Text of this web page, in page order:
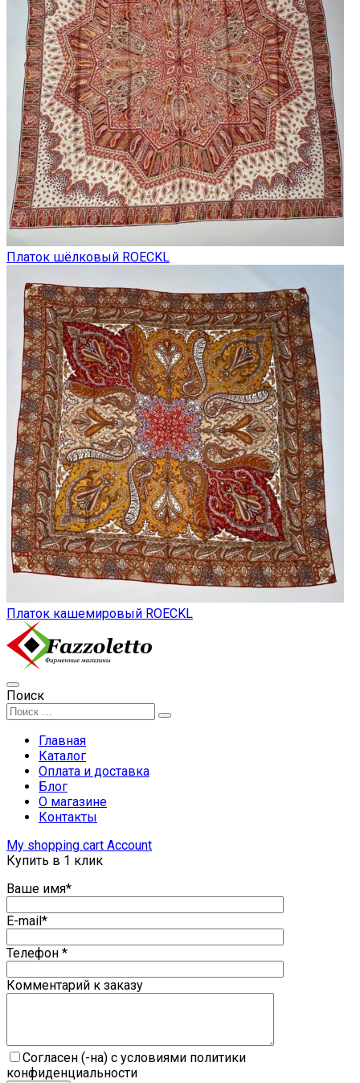
Платок шёлковый ROECKL
Платок кашемировый ROECKL
Поиск
Главная
Каталог
Оплата и доставка
Блог
О магазине
Контакты
My shopping cart Account
Купить в 1 клик
Ваше имя*
E-mail*
Телефон *
Комментарий к заказу
Согласен (-на) с условиями политики
конфиденциальности